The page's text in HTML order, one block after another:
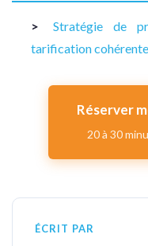
Stratégie de
tarification cohérente
Réserver
20 à 30
ÉCRIT PAR